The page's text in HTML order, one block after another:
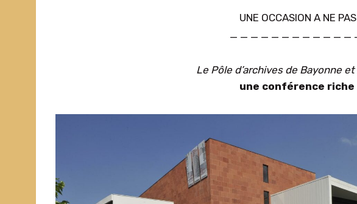
UNE OCCASION A NE
_ _ _ _ _ _ _ _ _ _ _ _
Le Pôle d’archives de Bayonne
une conférence